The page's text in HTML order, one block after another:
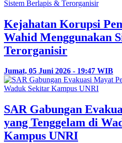
Kejahatan Korupsi
Wahid Menggunakan
Terorganisir
Jumat, 05 Juni 2026 - 19:47 WIB
SAR Gabungan
yang Tenggelam di
Kampus UNRI